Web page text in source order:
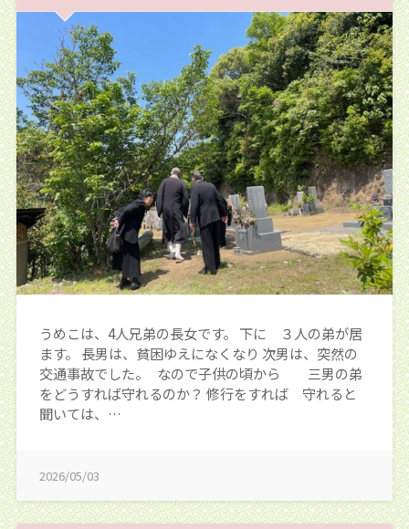
うめこは、4人兄弟の長女です。 下に ３人の弟が居
ます。 長男は、貧困ゆえになくなり 次男は、突然の
交通事故でした。 なので子供の頃から 三男の弟
をどうすれば守れるのか？ 修行をすれば 守れると
聞いては、…
2026/05/03